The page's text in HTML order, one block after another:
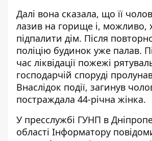
Далі вона сказала, що її
лазив на горище і, можливо,
підпалити дім. Після
поліцію будинок уже палав.
час ліквідації пожежі
господарчій споруді
Внаслідок події, загинув
постраждала 44-річна жінка.
У пресслужбі ГУНП в
області Інформатору